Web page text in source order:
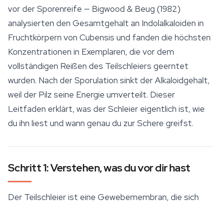
vor der Sporenreife — Bigwood & Beug (1982)
analysierten den Gesamtgehalt an Indolalkaloiden in
Fruchtkörpern von Cubensis und fanden die höchsten
Konzentrationen in Exemplaren, die vor dem
vollständigen Reißen des Teilschleiers geerntet
wurden. Nach der Sporulation sinkt der Alkaloidgehalt,
weil der Pilz seine Energie umverteilt. Dieser
Leitfaden erklärt, was der Schleier eigentlich ist, wie
du ihn liest und wann genau du zur Schere greifst.
Schritt 1: Verstehen, was du vor dir hast
Der Teilschleier ist eine Gewebemembran, die sich